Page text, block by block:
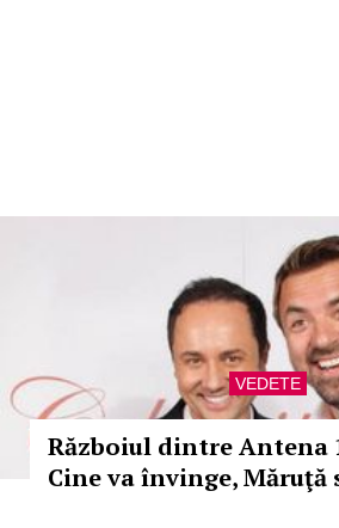
VEDETE
Războiul dintre Antena
Cine va învinge, Măruţă